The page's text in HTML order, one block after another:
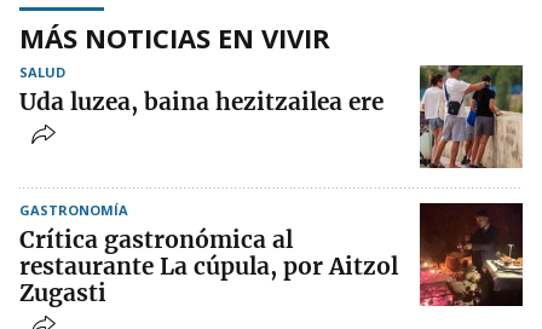
MÁS NOTICIAS EN VIVIR
SALUD
Uda luzea, baina hezitzailea ere
GASTRONOMÍA
Crítica gastronómica al
restaurante La cúpula, por Aitzol
Zugasti